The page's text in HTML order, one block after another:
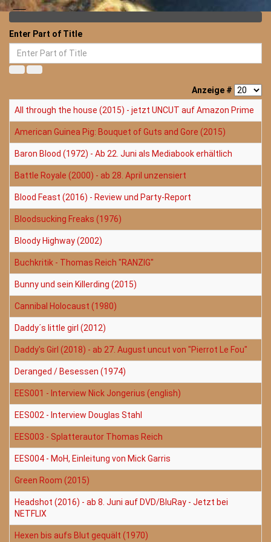
Enter Part of Title
Anzeige #
All through the house (2015) - jetzt UNCUT auf Amazon Prime
American Guinea Pig: Bouquet of Guts and Gore (2015)
Baron Blood (1972) - Ab 22. Juni als Mediabook erhältlich
Battle Royale (2000) - ab 28. April unzensiert
Blood Feast (2016) - Review und Party-Report
Bloodsucking Freaks (1976)
Bloody Highway (2002)
Buchkritik - Thomas Reich "RANZIG"
Bunny und sein Killerding (2015)
Cannibal Holocaust (1980)
Daddy´s little girl (2012)
Daddy's Girl (2018) - ab 27. August uncut von "Pierrot Le Fou"
Deranged / Besessen (1974)
EES001 - Interview Nick Jongerius (english)
EES002 - Interview Douglas Stahl
EES003 - Splatterautor Thomas Reich
EES004 - MoH, Einleitung von Mick Garris
Green Room (2015)
Headshot (2016) - ab 8. Juni auf DVD/BluRay - Jetzt bei
NETFLIX
Hexen bis aufs Blut gequält (1970)